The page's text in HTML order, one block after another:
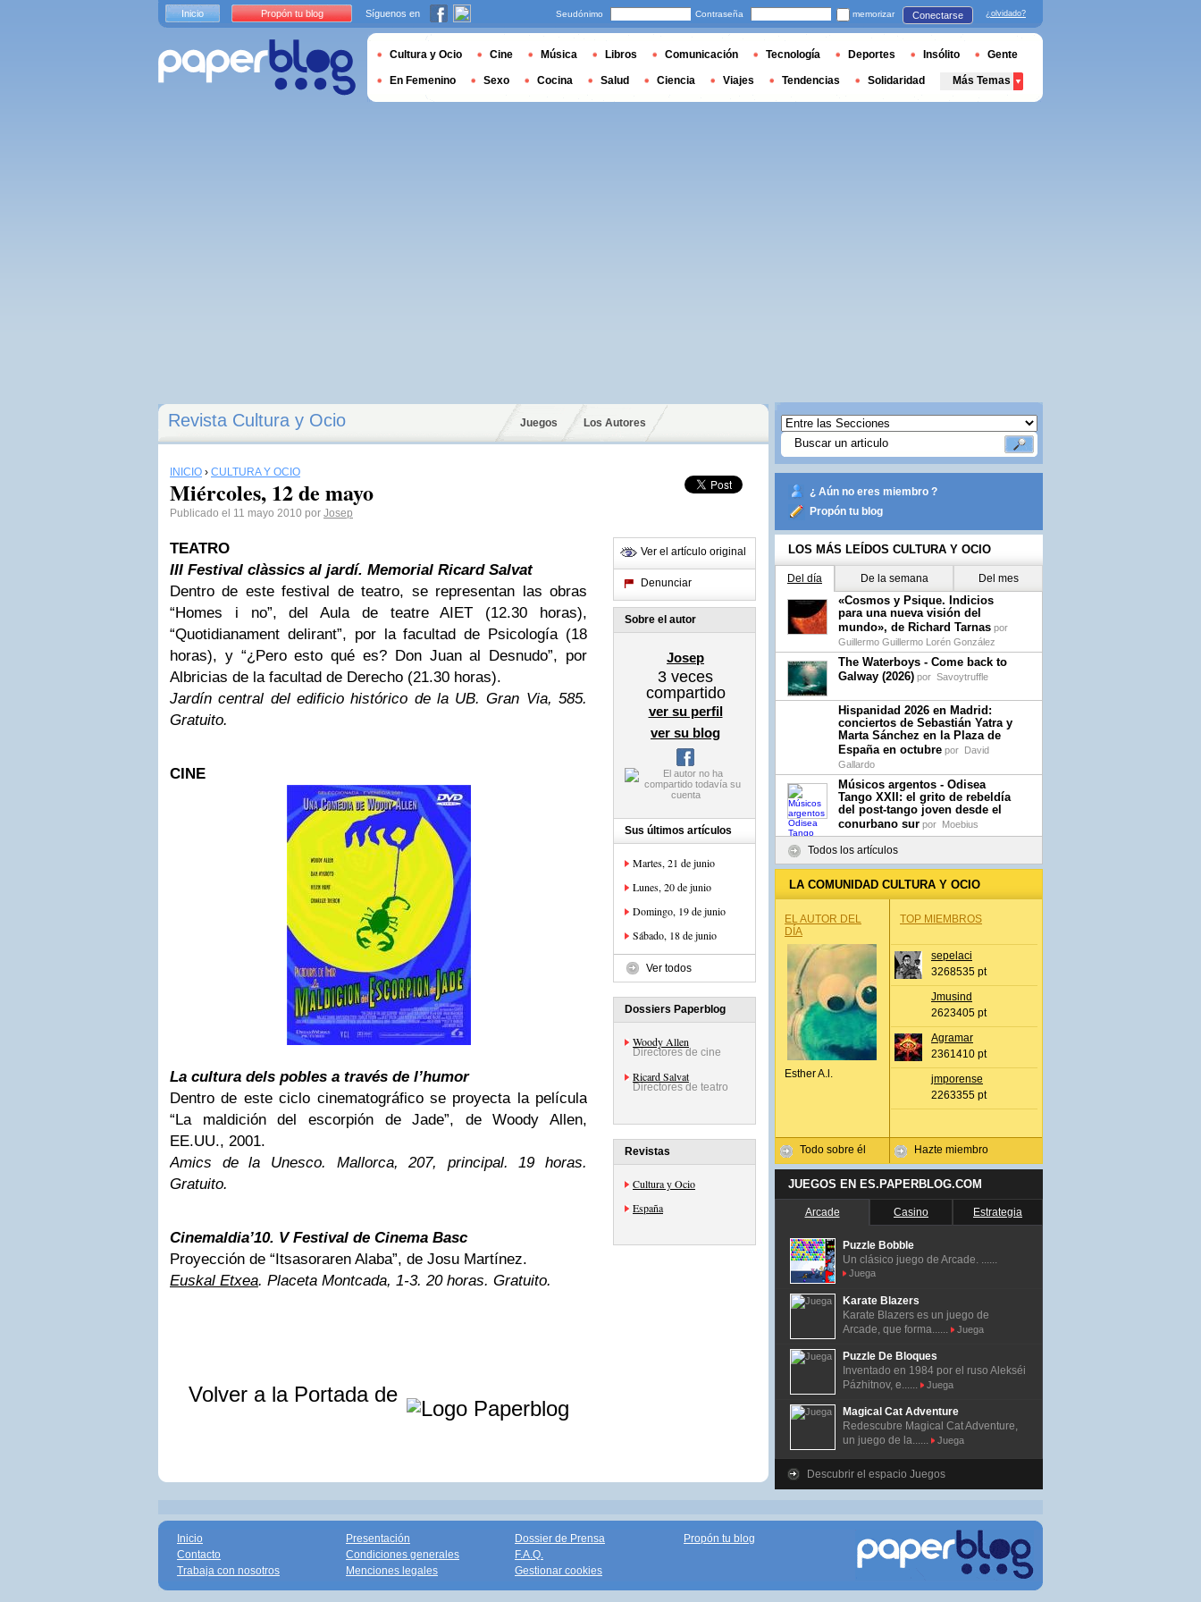
Revista Cultura y Ocio Juegos Los Autores
INICIO › CULTURA Y OCIO
Miércoles, 12 de mayo
Publicado el 11 mayo 2010 por Josep
TEATRO
III Festival clàssics al jardí. Memorial Ricard Salvat
Dentro de este festival de teatro, se representan las obras
“Homes i no”, del Aula de teatre AIET (12.30 horas),
“Quotidianament delirant”, por la facultad de Psicología (18
horas), y “¿Pero esto qué es? Don Juan al Desnudo”, por
Albricias de la facultad de Derecho (21.30 horas).
Jardín central del edificio histórico de la UB. Gran Via, 585.
Gratuito.
CINE
La cultura dels pobles a través de l’humor
Dentro de este ciclo cinematográfico se proyecta la película
“La maldición del escorpión de Jade”, de Woody Allen,
EE.UU., 2001.
Amics de la Unesco. Mallorca, 207, principal. 19 horas.
Gratuito.
Cinemaldia’10. V Festival de Cinema Basc
Proyección de “Itsasoraren Alaba”, de Josu Martínez.
Euskal Etxea. Placeta Montcada, 1-3. 20 horas. Gratuito.
Volver a la Portada de
Ver el artículo original
Denunciar
Sobre el autor
Josep
3 veces
compartido
ver su perfil
ver su blog
Sus últimos artículos
Martes, 21 de junio
Lunes, 20 de junio
Domingo, 19 de junio
Sábado, 18 de junio
Ver todos
Dossiers Paperblog
Woody Allen
Directores de cine
Ricard Salvat
Directores de teatro
Revistas
Cultura y Ocio
España
¿ Aún no eres miembro ?
Propón tu blog
LOS MÁS LEÍDOS CULTURA Y OCIO
Del día De la semana Del mes
«Cosmos y Psique. Indicios
para una nueva visión del
mundo», de Richard Tarnas por
Guillermo Guillermo Lorén González
The Waterboys - Come back to
Galway (2026) por Savoytruffle
Hispanidad 2026 en Madrid:
conciertos de Sebastián Yatra y
Marta Sánchez en la Plaza de
España en octubre por David
Gallardo
Músicos argentos - Odisea
Tango XXII: el grito de rebeldía
del post-tango joven desde el
conurbano sur por Moebius
Todos los artículos
LA COMUNIDAD CULTURA Y OCIO
EL AUTOR DEL
DÍA
Esther A.l.
Todo sobre él
TOP MIEMBROS
sepelaci
3268535 pt
Jmusind
2623405 pt
Agramar
2361410 pt
jmporense
2263355 pt
Hazte miembro
JUEGOS EN ES.PAPERBLOG.COM
Arcade Casino Estrategia
Puzzle Bobble
Un clásico juego de Arcade. ......
Juega
Karate Blazers
Karate Blazers es un juego de
Arcade, que forma......
Juega
Puzzle De Bloques
Inventado en 1984 por el ruso Alekséi
Pázhitnov, e......
Juega
Magical Cat Adventure
Redescubre Magical Cat Adventure,
un juego de la......
Juega
Descubrir el espacio Juegos
Inicio Propón tu blog Síguenos en Seudónimo Contraseña memorizar Conectarse ¿olvidado?
Cultura y Ocio Cine Música Libros Comunicación Tecnología Deportes Insólito Gente
En Femenino Sexo Cocina Salud Ciencia Viajes Tendencias Solidaridad Más Temas
Inicio
Contacto
Trabaja con nosotros
Presentación
Condiciones generales
Menciones legales
Dossier de Prensa
F.A.Q.
Gestionar cookies
Propón tu blog